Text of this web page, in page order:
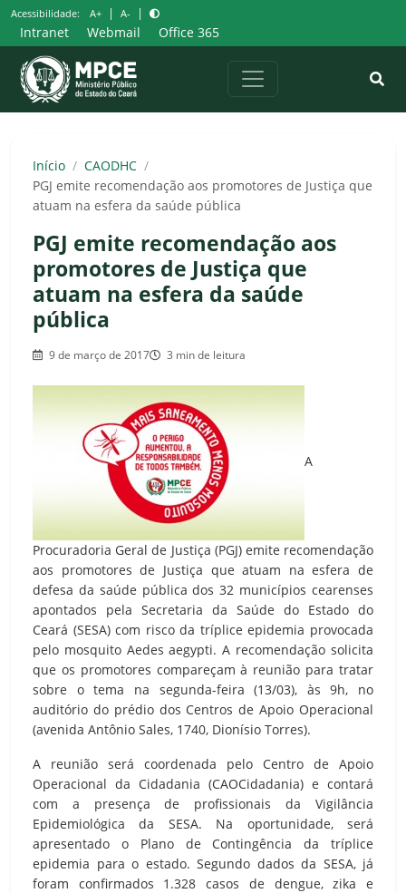
Pular
para
o
conteúdo
Acessibilidade: A+ | A- |
Intranet Webmail Office 365
Início / CAODHC /
PGJ emite recomendação aos promotores de Justiça que
atuam na esfera da saúde pública
PGJ emite recomendação aos
promotores de Justiça que
atuam na esfera da saúde
pública
9 de março de 2017 3 min de leitura
A
Procuradoria Geral de Justiça (PGJ) emite recomendação
aos promotores de Justiça que atuam na esfera de
defesa da saúde pública dos 32 municípios cearenses
apontados pela Secretaria da Saúde do Estado do
Ceará (SESA) com risco da tríplice epidemia provocada
pelo mosquito Aedes aegypti. A recomendação solicita
que os promotores compareçam à reunião para tratar
sobre o tema na segunda-feira (13/03), às 9h, no
auditório do prédio dos Centros de Apoio Operacional
(avenida Antônio Sales, 1740, Dionísio Torres).
A reunião será coordenada pelo Centro de Apoio
Operacional da Cidadania (CAOCidadania) e contará
com a presença de profissionais da Vigilância
Epidemiológica da SESA. Na oportunidade, será
apresentado o Plano de Contingência da tríplice
epidemia para o estado. Segundo dados da SESA, já
foram confirmados 1.328 casos de dengue, zika e